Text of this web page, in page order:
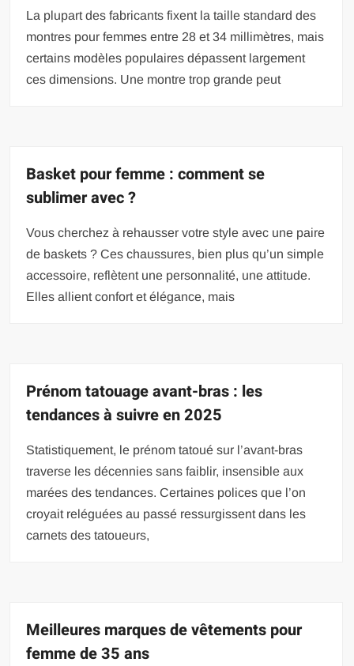
La plupart des fabricants fixent la taille standard des
montres pour femmes entre 28 et 34 millimètres, mais
certains modèles populaires dépassent largement
ces dimensions. Une montre trop grande peut
Basket pour femme : comment se
sublimer avec ?
Vous cherchez à rehausser votre style avec une paire
de baskets ? Ces chaussures, bien plus qu’un simple
accessoire, reflètent une personnalité, une attitude.
Elles allient confort et élégance, mais
Prénom tatouage avant-bras : les
tendances à suivre en 2025
Statistiquement, le prénom tatoué sur l’avant-bras
traverse les décennies sans faiblir, insensible aux
marées des tendances. Certaines polices que l’on
croyait reléguées au passé ressurgissent dans les
carnets des tatoueurs,
Meilleures marques de vêtements pour
femme de 35 ans